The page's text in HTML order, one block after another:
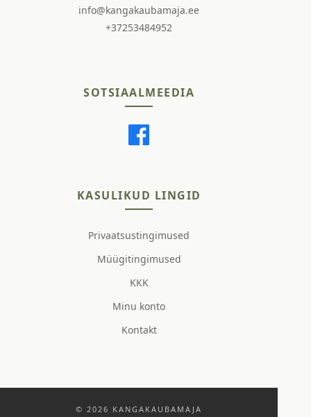
info@kangakaubamaja.ee
+37253484952
SOTSIAALMEEDIA
KASULIKUD LINGID
Privaatsustingimused
Müügitingimused
KKK
Minu konto
Kontakt
© 2026 KANGAKAUBAMAJA